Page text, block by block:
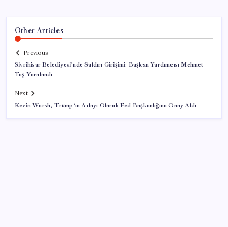
Other Articles
Previous
Sivrihisar Belediyesi’nde Saldırı Girişimi: Başkan Yardımcısı Mehmet
Taş Yaralandı
Next
Kevin Warsh, Trump’ın Adayı Olarak Fed Başkanlığına Onay Aldı